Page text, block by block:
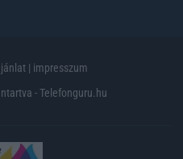
| impresszum
- Telefonguru.hu